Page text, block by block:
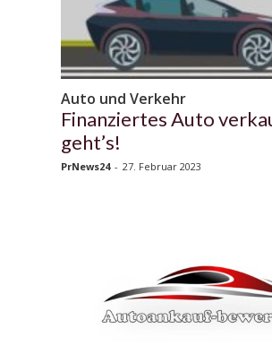
Auto und Verkehr
Finanziertes Auto
geht’s!
PrNews24 - 27. Februar 2023